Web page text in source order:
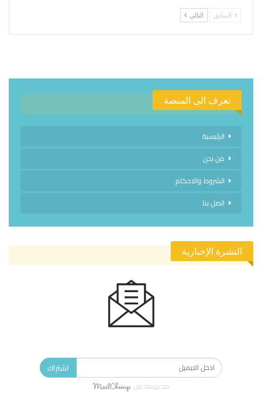
السابق التالي
تعرف الى المنصة
الرئيسية
من نحن
الشروط والاحكام
اتصل بنا
النشرة الإخبارية
اشتراك
مدعومة من